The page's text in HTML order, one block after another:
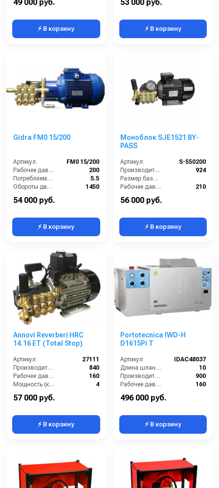
49 000 руб.
⚡ В корзину
53 000 руб.
⚡ В корзину
Gidra FM0 15/200
Артикул:
FM0 15/200
Рабочее давление (бар):
200
Потребляемая мощность (кВт):
5.5
Обороты двигателя (об/мин):
1450
54 000 руб.
⚡ В корзину
Моноблок SJE1521 BY-
PASS
Артикул:
S-550200
Производительность (л/ч):
924
Размер базовой станции (ДхШхВ):
Рабочее давление (бар):
210
56 000 руб.
⚡ В корзину
Annovi Reverberi HRC
14.16 ET (Total Stop)
Артикул:
27111
Производительность (л/ч):
840
Рабочее давление (бар):
160
Мощность (кВт):
4
Электропитание (В):
57 000 руб.
⚡ В корзину
Portotecnica IWD-H
D1615Pi T
Артикул:
IDAC48037
Длина шланга ВД (м):
10
Производительность (л/ч):
900
Рабочее давление (бар):
160
496 000 руб.
⚡ В корзину